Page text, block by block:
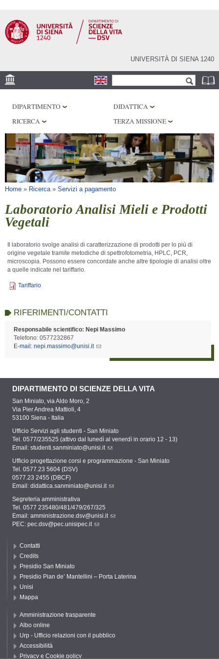
contenuto
principale
UNIVERSITÀ DI SIENA 1240
Form di ricerca
CORE FACILITIES
LABORATORI
BIBLIOTECHE
SERVIZI
DIPARTIMENTO
DIDATTICA
RICERCA
TERZA MISSIONE
Tu sei qui
Home » Ricerca » Servizi a pagamento
Laboratorio Analisi Mieli e Prodotti
Vegetali
Il laboratorio svolge analisi di caratterizzazione di prodotti per lo più di
origine vegetale tramite metodiche di spettrofotometria, HPLC, PCR,
microscopia. Possono essere concordate anche altre tipologie di analisi oltre
a quelle indicate nel tariffario.
Tariffario
RIFERIMENTI/CONTATTI
Responsabile scientifico: Nepi Massimo
Telefono: 0577232867
E-mail: nepi.massimo@unisi.it
DIPARTIMENTO DI SCIENZE DELLA VITA
San Miniato, via Aldo Moro, 2
Via Pier Andrea Mattioli, 4
53100 Siena - Italia
Ufficio Servizi agli studenti - San Miniato
Tel. 0577/235525 (attivo dal lunedì al venerdì in orario 12 - 13)
Email: studenti.sanminiato@unisi.it
Ufficio progettazione corsi e programmazione - San Miniato
Tel. 0577.23 5604 (DSV)
0577.23 2455 (DBCF)
Email: didattica.sanminiato@unisi.it
Segreteria amministrativa
Tel. 0577 235480/481/479/267/325
Email: amministrazione.dsv@unisi.it
PEC: pec.dsv@pec.unisipec.it
Contatti
Credits
Presidio San Miniato
Presidio Pian de’ Mantellini – Porta Laterina
Unisi
Mappa
Amministrazione trasparente
Albo online
Urp - Ufficio relazioni con il pubblico
Accessibilità
Privacy e Cookie policy